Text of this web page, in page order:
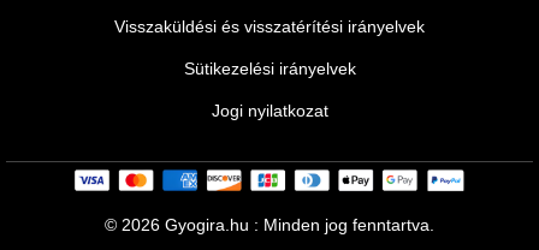
Visszaküldési és visszatérítési irányelvek
Sütikezelési irányelvek
Jogi nyilatkozat
© 2026 Gyogira.hu : Minden jog fenntartva.